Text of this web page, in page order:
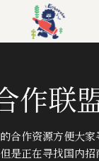
作联
合作资源方便大家
是正在寻找国内招